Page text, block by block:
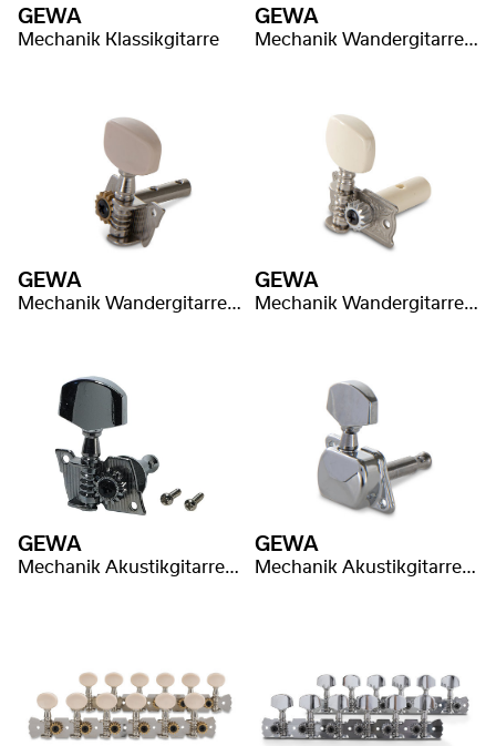
GEWA
Mechanik Klassikgitarre
GEWA
Mechanik Wandergitarre/Schlaggitarre
GEWA
Mechanik Wandergitarre/Schlaggitarre
GEWA
Mechanik Wandergitarre/Schlaggitarre
GEWA
Mechanik Akustikgitarre 6-saitig
GEWA
Mechanik Akustikgitarre 6-saitig